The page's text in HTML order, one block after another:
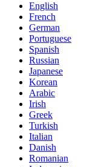
English
French
German
Portuguese
Spanish
Russian
Japanese
Korean
Arabic
Irish
Greek
Turkish
Italian
Danish
Romanian